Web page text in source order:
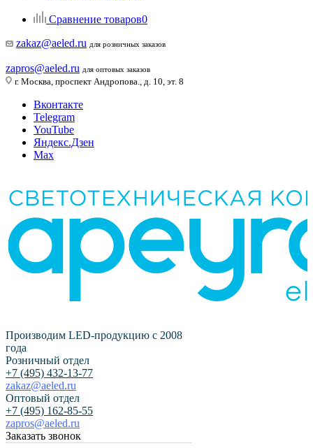
Сравнение товаров0
zakaz@aeled.ru для розничных заказов
zapros@aeled.ru для оптовых заказов
г. Москва, проспект Андропова., д. 10, эт. 8
Вконтакте
Telegram
YouTube
Яндекс.Дзен
Max
Производим LED-продукцию с 2008
года
Розничный отдел
+7 (495) 432-13-77
zakaz@aeled.ru
Оптовый отдел
+7 (495) 162-85-55
zapros@aeled.ru
Заказать звонок